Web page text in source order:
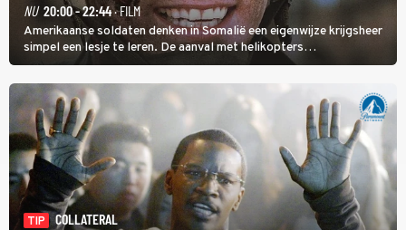
NU 20:00 - 22:44· FILM
Amerikaanse soldaten denken in Somalië een eigenwijze krijgsheer
simpel een lesje te leren. De aanval met helikopters
verloopt in Black Hawk down dramatisch.
TIP
COLLATERAL